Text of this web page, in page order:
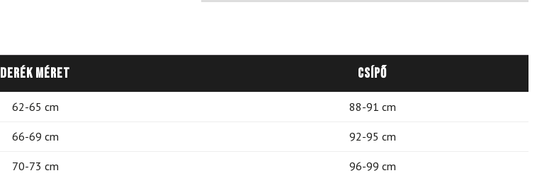
Derék méret Csípő
62-65 cm 88-91 cm
66-69 cm 92-95 cm
70-73 cm 96-99 cm